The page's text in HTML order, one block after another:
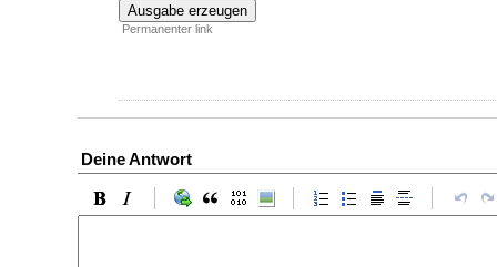
Ausgabe erzeugen
Permanenter link
Deine Antwort